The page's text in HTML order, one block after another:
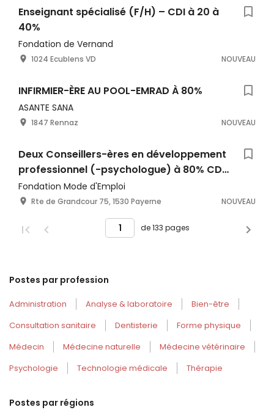
Enseignant spécialisé (F/H) – CDI à 20 à
40%
Fondation de Vernand
1024 Ecublens VD NOUVEAU
INFIRMIER-ÈRE AU POOL-EMRAD À 80%
ASANTE SANA
1847 Rennaz NOUVEAU
Deux Conseillers-ères en développement
professionnel (-psychologue) à 80% CDM
jusqu'au 31.12.2026
Fondation Mode d'Emploi
Rte de Grandcour 75, 1530 Payerne NOUVEAU
de 133 pages
Postes par profession
Administration Analyse & laboratoire
Bien-être
Consultation sanitaire
Dentisterie
Forme physique
Médecin
Médecine naturelle
Médecine vétérinaire
Psychologie
Technologie médicale Thérapie
Postes par régions